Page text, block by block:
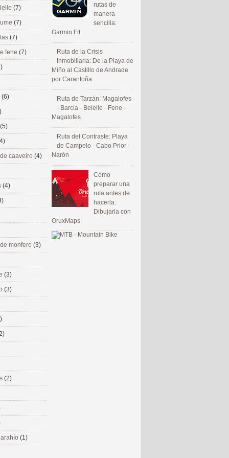
rutas de
manera
sencilla:
Garmin Fit
Ruta de la Crisis
Inmobiliaria: De la Playa de
Miño al Castillo de Andrade
por Carantoña
Ruta de Tarzán: Magalofes
- Barcia - Belelle - Fene -
Magalofes
Ruta del Contraste: Playa
de Campelo - Cabo Prior -
Narón
Cómo
preparar una
ruta antes de
hacerla:
Dibujarla con
OruxMaps
(7)
(7)
(7)
fene (7)
(6)
(5)
caaveiro (4)
(4)
monfero (3)
(3)
(3)
(2)
(1)